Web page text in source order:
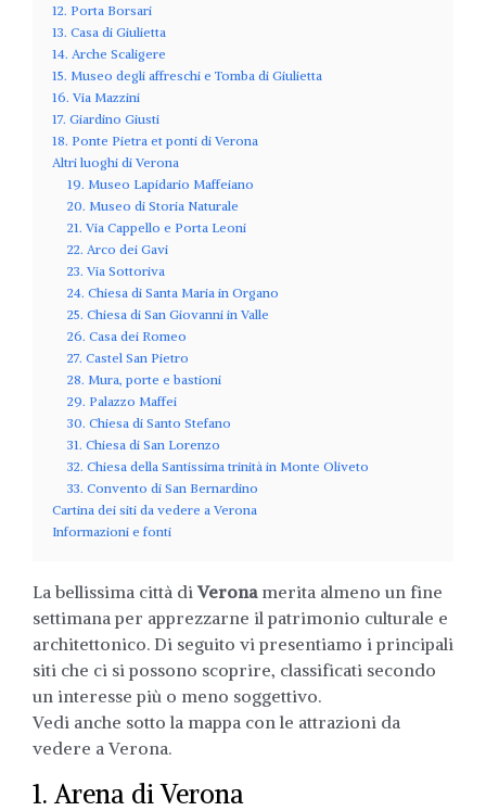
12. Porta Borsari
13. Casa di Giulietta
14. Arche Scaligere
15. Museo degli affreschi e Tomba di Giulietta
16. Via Mazzini
17. Giardino Giusti
18. Ponte Pietra et ponti di Verona
Altri luoghi di Verona
19. Museo Lapidario Maffeiano
20. Museo di Storia Naturale
21. Via Cappello e Porta Leoni
22. Arco dei Gavi
23. Via Sottoriva
24. Chiesa di Santa Maria in Organo
25. Chiesa di San Giovanni in Valle
26. Casa dei Romeo
27. Castel San Pietro
28. Mura, porte e bastioni
29. Palazzo Maffei
30. Chiesa di Santo Stefano
31. Chiesa di San Lorenzo
32. Chiesa della Santissima trinità in Monte Oliveto
33. Convento di San Bernardino
Cartina dei siti da vedere a Verona
Informazioni e fonti
La bellissima città di Veronamerita almeno un fine
settimana per apprezzarne il patrimonio culturale e
architettonico. Di seguito vi presentiamo i principali
siti che ci si possono scoprire, classificati secondo
un interesse più o meno soggettivo.
Vedi anche sotto la mappa con le attrazioni da
vedere a Verona.
1. Arena di Verona